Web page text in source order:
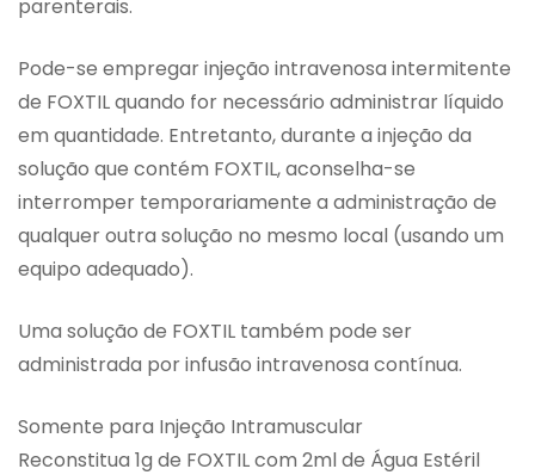
parenterais.
Pode-se empregar injeção intravenosa intermitente
de FOXTIL quando for necessário administrar líquido
em quantidade. Entretanto, durante a injeção da
solução que contém FOXTIL, aconselha-se
interromper temporariamente a administração de
qualquer outra solução no mesmo local (usando um
equipo adequado).
Uma solução de FOXTIL também pode ser
administrada por infusão intravenosa contínua.
Somente para Injeção Intramuscular
Reconstitua 1g de FOXTIL com 2ml de Água Estéril